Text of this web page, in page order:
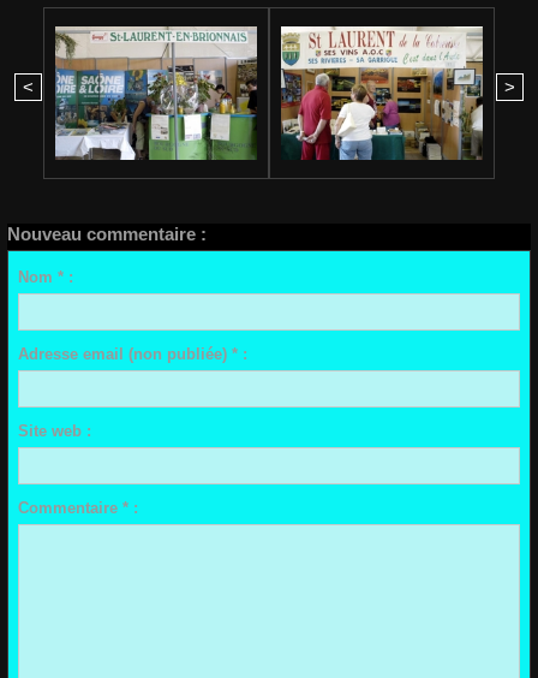
< >
Nouveau commentaire :
Nom * :
Adresse email (non publiée) * :
Site web :
Commentaire * :